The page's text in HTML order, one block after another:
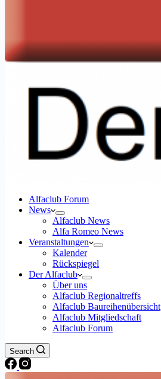
Alfaclub Forum
News
Alfaclub News
Alfa Romeo News
Veranstaltungen
Kalender
Rückspiegel
Der Alfaclub
Über uns
Alfaclub Regionaltreffs
Alfaclub Baureihenübersicht
Alfaclub Mitgliedschaft
Alfaclub Forum
Search